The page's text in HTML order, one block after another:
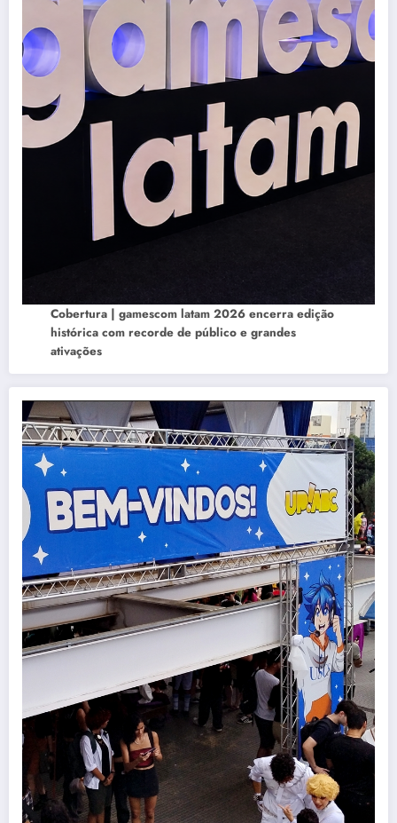
Cobertura | gamescom latam 2026 encerra edição
histórica com recorde de público e grandes
ativações